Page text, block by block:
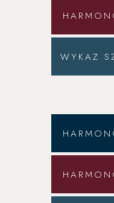
WYKAZ